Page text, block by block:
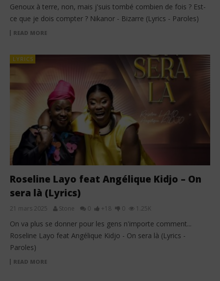
Genoux à terre, non, mais j'suis tombé combien de fois ? Est-
ce que je dois compter ? Nikanor - Bizarre (Lyrics - Paroles)
READ MORE
LYRICS
Roseline Layo feat Angélique Kidjo – On
sera là (Lyrics)
21 mars 2025 Stone 0 +18 0 1.25K
On va plus se donner pour les gens n'importe comment...
Roseline Layo feat Angélique Kidjo - On sera là (Lyrics -
Paroles)
READ MORE